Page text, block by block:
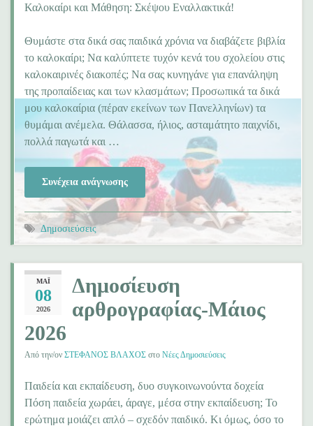
Καλοκαίρι και Μάθηση: Σκέψου Εναλλακτικά!
Θυμάστε στα δικά σας παιδικά χρόνια να διαβάζετε βιβλία
το καλοκαίρι; Να καλύπτετε τυχόν κενά του σχολείου στις
καλοκαιρινές διακοπές; Να σας κυνηγάνε για επανάληψη
της προπαίδειας και των κλασμάτων; Προσωπικά τα δικά
μου καλοκαίρια (πέραν εκείνων των Πανελληνίων) τα
θυμάμαι ανέμελα. Θάλασσα, ήλιος, ασταμάτητο παιχνίδι,
πολλά παγωτά και …
Συνέχεια ανάγνωσης
Δημοσιεύσεις
ΜΆΙ
08
2026
Δημοσίευση
αρθρογραφίας-Μάιος
2026
Από την/ον ΣΤΕΦΑΝΟΣ ΒΛΑΧΟΣ στο Νέες Δημοσιεύσεις
Παιδεία και εκπαίδευση, δυο συγκοινωνούντα δοχεία
Πόση παιδεία χωράει, άραγε, μέσα στην εκπαίδευση; Το
ερώτημα μοιάζει απλό – σχεδόν παιδικό. Κι όμως, όσο το